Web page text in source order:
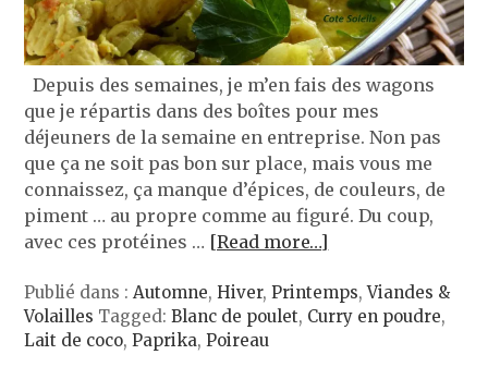
Depuis des semaines, je m’en fais des wagons
que je répartis dans des boîtes pour mes
déjeuners de la semaine en entreprise. Non pas
que ça ne soit pas bon sur place, mais vous me
connaissez, ça manque d’épices, de couleurs, de
piment … au propre comme au figuré. Du coup,
avec ces protéines … [Read more…]
Publié dans :Automne,Hiver,Printemps,Viandes &
Volailles Tagged:Blanc de poulet, Curry en poudre,
Lait de coco,Paprika,Poireau